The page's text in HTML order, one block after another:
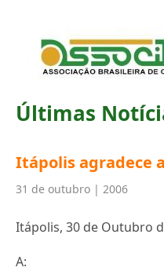
Últimas
Itápolis agradece a
31 de outubro | 2006
Itápolis, 30 de Outubro
A: